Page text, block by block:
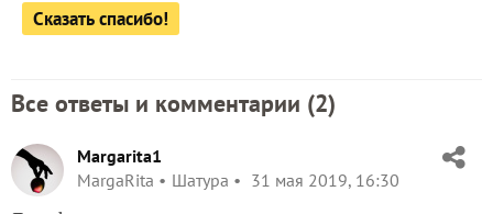
Сказать спасибо!
Все ответы и комментарии (2)
Margarita1
MargaRita
Шатура 31 мая 2019, 16:30